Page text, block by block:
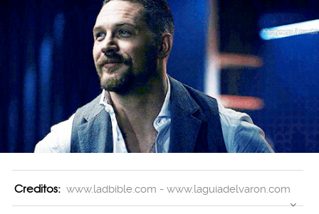
Creditos: www.ladbible.com - www.laguiadelvaron.com